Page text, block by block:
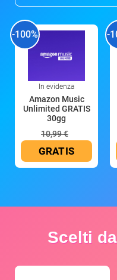
-100%
In evidenza
Amazon Music
Unlimited GRATIS
30gg
10,99 €
GRATIS
-
Scelti